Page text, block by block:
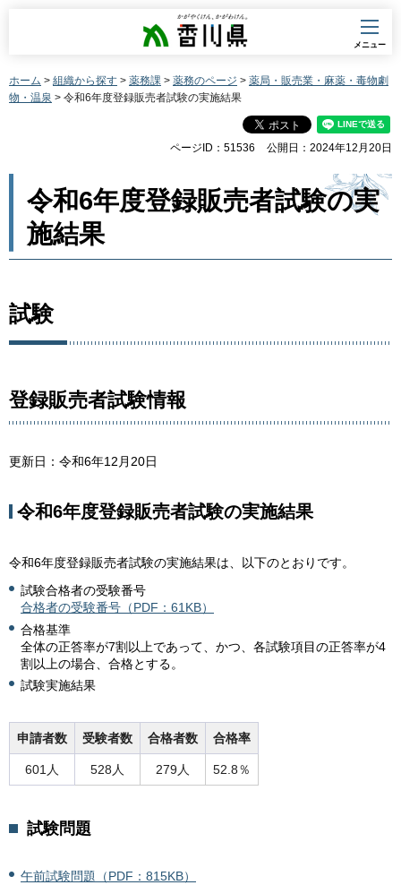
香川県
メニュー
ホーム > 組織から探す > 薬務課 > 薬務のページ > 薬局・販売業・麻薬・毒物劇
物・温泉 > 令和6年度登録販売者試験の実施結果
ページID：51536 公開日：2024年12月20日
令和6年度登録販売者試験の実
施結果
試験
登録販売者試験情報
更新日：令和6年12月20日
令和6年度登録販売者試験の実施結果
令和6年度登録販売者試験の実施結果は、以下のとおりです。
試験合格者の受験番号
合格者の受験番号（PDF：61KB）
合格基準
全体の正答率が7割以上であって、かつ、各試験項目の正答率が4
割以上の場合、合格とする。
試験実施結果
申請者数 受験者数 合格者数 合格率
601人 528人 279人 52.8％
試験問題
午前試験問題（PDF：815KB）